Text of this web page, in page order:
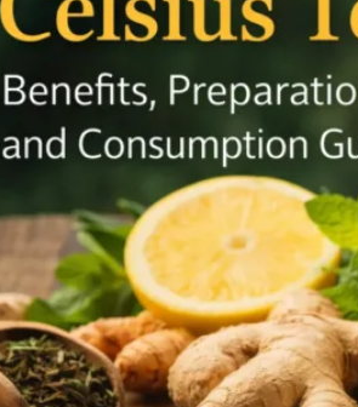
تمرين بالطوب في المنزل 🔥